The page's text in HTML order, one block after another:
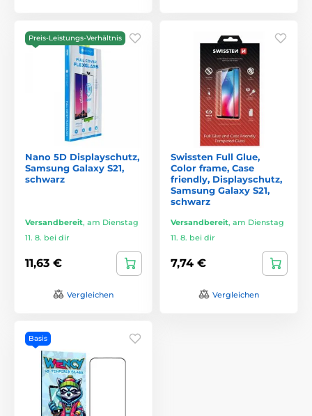
Preis-Leistungs-Verhältnis
Nano 5D Displayschutz,
Samsung Galaxy S21,
schwarz
Versandbereit, am Dienstag
11. 8. bei dir
11,63 €
Vergleichen
Swissten Full Glue,
Color frame, Case
friendly, Displayschutz,
Samsung Galaxy S21,
schwarz
Versandbereit, am Dienstag
11. 8. bei dir
7,74 €
Vergleichen
Basis